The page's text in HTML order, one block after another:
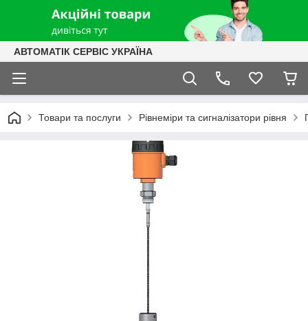
АВТОМАТІК СЕРВІС УКРАЇНА
Товари та послуги Рівнеміри та сигналізатори рівня